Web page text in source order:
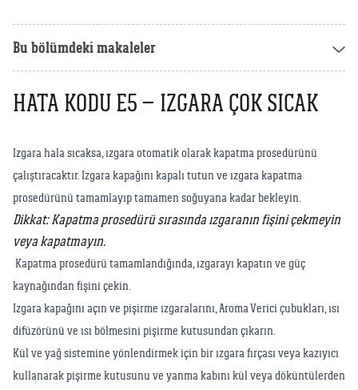
Ranch
Tüm Kömürlü Barbeküleri Görüntüle
Kılıflar
Ekipmanlar
Grill Akademi
Bu bölümdeki makaleler
HATA KODU E5 – IZGARA ÇOK SICAK
Izgara hala sıcaksa, ızgara otomatik olarak kapatma prosedürünü
çalıştıracaktır. Izgara kapağını kapalı tutun ve ızgara kapatma
prosedürünü tamamlayıp tamamen soğuyana kadar bekleyin.
Dikkat: Kapatma prosedürü sırasında ızgaranın fişini çekmeyin
veya kapatmayın.
Kapatma prosedürü tamamlandığında, ızgarayı kapatın ve güç
kaynağından fişini çekin.
Izgara kapağını açın ve pişirme ızgaralarını, Aroma Verici çubukları, ısı
difüzörünü ve ısı bölmesini pişirme kutusundan çıkarın.
Kül ve yağ sistemine yönlendirmek için bir ızgara fırçası veya kazıyıcı
kullanarak pişirme kutusunu ve yanma kabını kül veya döküntülerden